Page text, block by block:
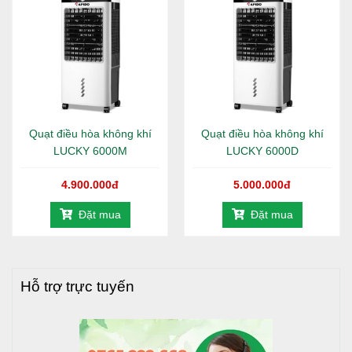
Nhà phân phối Tiến Đạt
với hệ thống phân phối
hàng đầu, uy tín - chuyên nghiệp tại TP.Hồ Chí Minh,
Bình Dương, Đồng Nai, Long An, Tây Ninh... và các
tỉnh lân cận. Chúng tôi luôn mang lại nhiều giá trị
nhất, lợi ích cho quý khách hàng khi mua và sử dụng
nhanh chóng, hàng đúng chất lượng, an toàn tuyệt
nghiệp.
Là lựa chọn tốt nhất cho Bạn và gia đình khi
khác
Quạt điều hòa không khí
LUCKY 6000M
4.900.000đ
Đặt mua
Quạt điều hòa không khí
LUCKY 6000D
5.000.000đ
Đặt mua
Hỗ trợ trực tuyến